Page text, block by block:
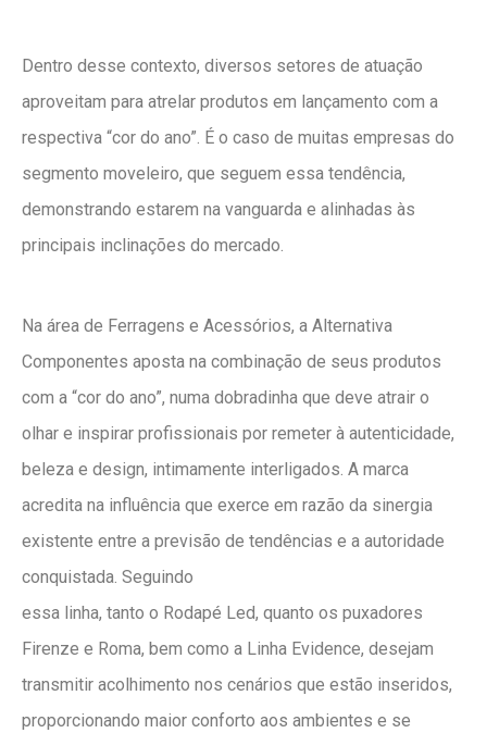
Dentro desse contexto, diversos setores de atuação
aproveitam para atrelar produtos em lançamento com a
respectiva “cor do ano”. É o caso de muitas empresas do
segmento moveleiro, que seguem essa tendência,
demonstrando estarem na vanguarda e alinhadas às
principais inclinações do mercado.
Na área de Ferragens e Acessórios, a Alternativa
Componentes aposta na combinação de seus produtos
com a “cor do ano”, numa dobradinha que deve atrair o
olhar e inspirar profissionais por remeter à autenticidade,
beleza e design, intimamente interligados. A marca
acredita na influência que exerce em razão da sinergia
existente entre a previsão de tendências e a autoridade
conquistada. Seguindo
essa linha, tanto o Rodapé Led, quanto os puxadores
Firenze e Roma, bem como a Linha Evidence, desejam
transmitir acolhimento nos cenários que estão inseridos,
proporcionando maior conforto aos ambientes e se